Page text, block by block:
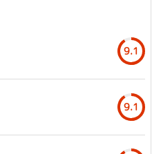
9.1
9.1